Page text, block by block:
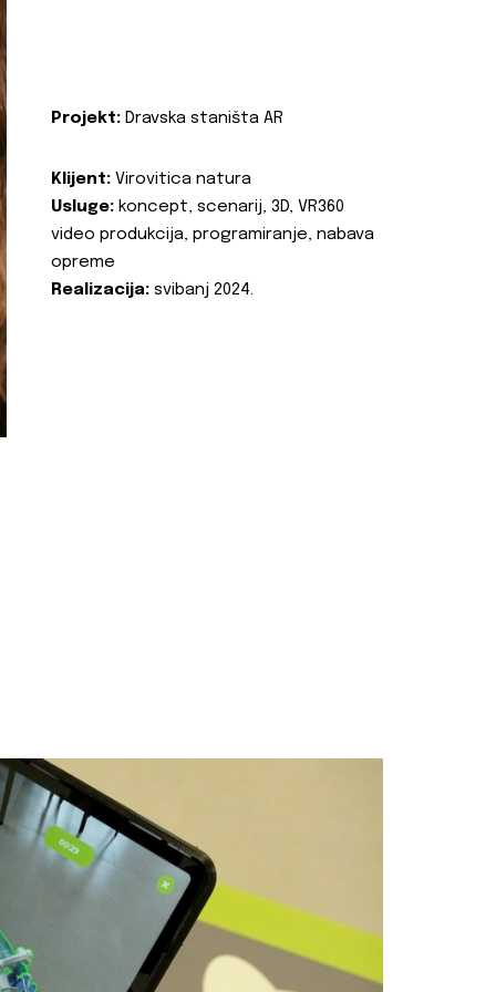
Projekt: Dravska staništa AR
Klijent: Virovitica natura
Usluge: koncept, scenarij, 3D, VR360
video produkcija, programiranje, nabava
opreme
Realizacija: svibanj 2024.